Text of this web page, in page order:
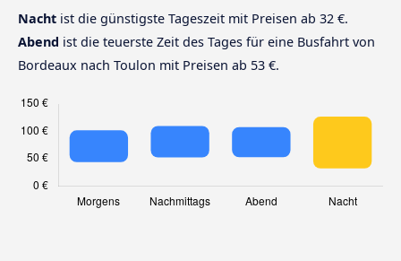
Nacht ist die günstigste Tageszeit mit Preisen ab 32 €.
Abend ist die teuerste Zeit des Tages für eine Busfahrt von
Bordeaux nach Toulon mit Preisen ab 53 €.